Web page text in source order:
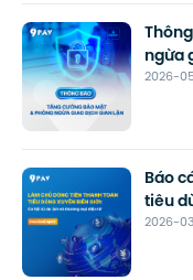
2026-
ngừa
2026-
Báo
tiêu
lịch